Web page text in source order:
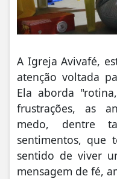
A Igreja Avivafé,
atenção voltada
Ela aborda
frustrações, as
medo, dentre
sentimentos, que
sentido de viver
mensagem de fé,